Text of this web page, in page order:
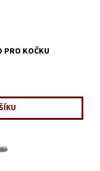
PRO KOČKU